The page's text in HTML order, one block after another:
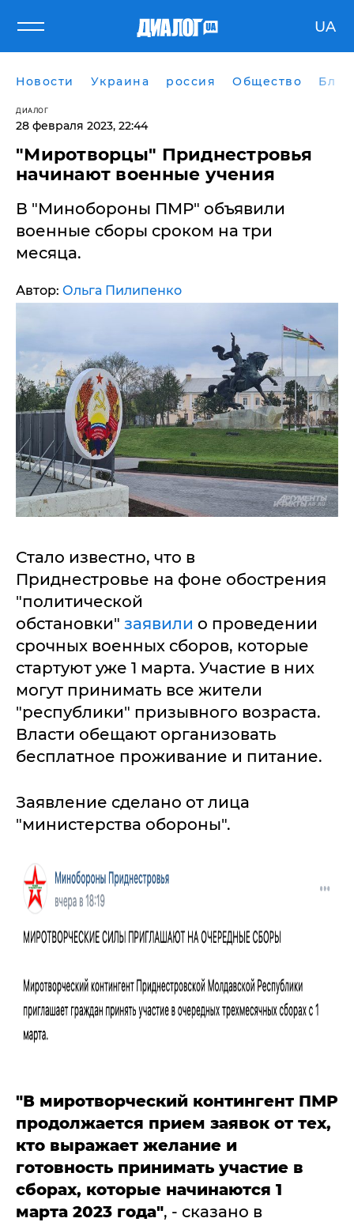
UA
Новости Украина россия Общество
ДИАЛОГ
28 февраля 2023, 22:44
"Миротворцы" Приднестровья
начинают военные учения
В "Минобороны ПМР" объявили
военные сборы сроком на три
месяца.
Автор: Ольга Пилипенко
Стало известно, что в
Приднестровье на фоне обострения
"политической
обстановки" заявили о проведении
срочных военных сборов, которые
стартуют уже 1 марта. Участие в них
могут принимать все жители
"республики" призывного возраста.
Власти обещают организовать
бесплатное проживание и питание.
Заявление сделано от лица
"министерства обороны".
"В миротворческий контингент ПМР
продолжается прием заявок от тех,
кто выражает желание и
готовность принимать участие в
сборах, которые начинаются 1
марта 2023 года", - сказано в